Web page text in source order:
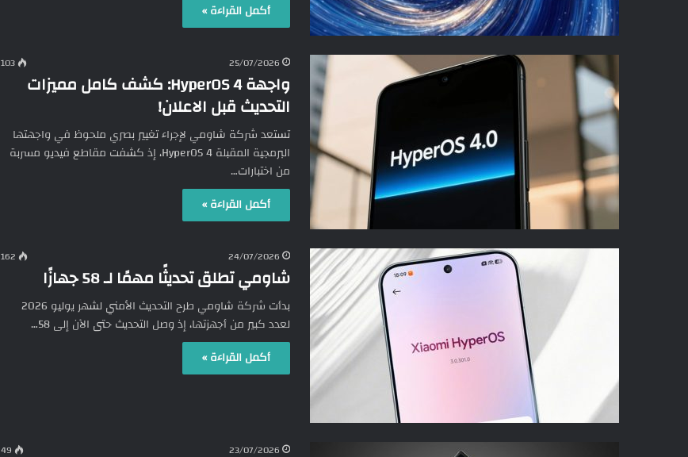
أكمل القراءة »
25/07/2026
103
واجهة HyperOS 4: كشف كامل مميزات
التحديث قبل الاعلان!
تستعد شركة شاومي لإجراء تغيير بصري ملحوظ في واجهتها
البرمجية المقبلة HyperOS 4، إذ كشفت مقاطع فيديو مسربة
من اختبارات…
أكمل القراءة »
24/07/2026
162
شاومي تطلق تحديثًا مهمًا لـ 58 جهازًا
بدأت شركة شاومي طرح التحديث الأمني لشهر يوليو 2026
لعدد كبير من أجهزتها، إذ وصل التحديث حتى الآن إلى 58…
أكمل القراءة »
23/07/2026
49